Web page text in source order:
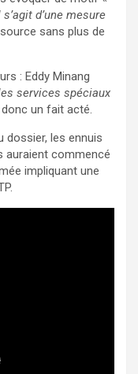
s’agit d’une mesure
sans plus de
: Eddy Minang
services spéciaux
donc un fait acté.
dossier, les ennuis
auraient commencé
impliquant une